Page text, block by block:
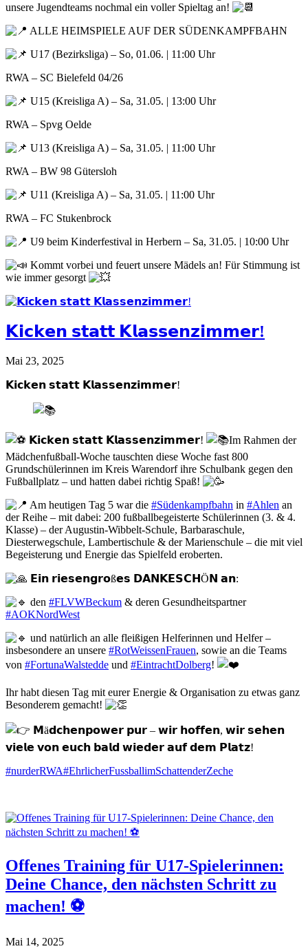
unsere Jugendteams nochmal ein voller Spieltag an!
ALLE HEIMSPIELE AUF DER SÜDENKAMPFBAHN
U17 (Bezirksliga) – So, 01.06. | 11:00 Uhr
RWA – SC Bielefeld 04/26
U15 (Kreisliga A) – Sa, 31.05. | 13:00 Uhr
RWA – Spvg Oelde
U13 (Kreisliga A) – Sa, 31.05. | 11:00 Uhr
RWA – BW 98 Gütersloh
U11 (Kreisliga A) – Sa, 31.05. | 11:00 Uhr
RWA – FC Stukenbrock
U9 beim Kinderfestival in Herbern – Sa, 31.05. | 10:00 Uhr
Kommt vorbei und feuert unsere Mädels an! Für Stimmung ist
wie immer gesorgt
𝗞𝗶𝗰𝗸𝗲𝗻 𝘀𝘁𝗮𝘁𝘁 𝗞𝗹𝗮𝘀𝘀𝗲𝗻𝘇𝗶𝗺𝗺𝗲𝗿!
Mai 23, 2025
𝗞𝗶𝗰𝗸𝗲𝗻 𝘀𝘁𝗮𝘁𝘁 𝗞𝗹𝗮𝘀𝘀𝗲𝗻𝘇𝗶𝗺𝗺𝗲𝗿!
𝗞𝗶𝗰𝗸𝗲𝗻 𝘀𝘁𝗮𝘁𝘁 𝗞𝗹𝗮𝘀𝘀𝗲𝗻𝘇𝗶𝗺𝗺𝗲𝗿!
Im Rahmen der
Mädchenfußball-Woche tauschten diese Woche fast 800
Grundschülerinnen im Kreis Warendorf ihre Schulbank gegen den
Fußballplatz – und hatten dabei richtig Spaß!
Am heutigen Tag 5 war die #Südenkampfbahn in #Ahlen an
der Reihe – mit dabei: 200 fußballbegeisterte Schülerinnen (3. & 4.
Klasse) – der Augustin-Wibbelt-Schule, Barbaraschule,
Diesterwegschule, Lambertischule & der Marienschule – die mit viel
Begeisterung und Energie das Spielfeld eroberten.
𝗘𝗶𝗻 𝗿𝗶𝗲𝘀𝗲𝗻𝗴𝗿𝗼ß𝗲𝘀 𝗗𝗔𝗡𝗞𝗘𝗦𝗖𝗛Ö𝗡 𝗮𝗻:
den #FLVWBeckum & deren Gesundheitspartner
#AOKNordWest
und natürlich an alle fleißigen Helferinnen und Helfer –
insbesondere an unsere #RotWeissenFrauen, sowie an die Teams
von #FortunaWalstedde und #EintrachtDolberg!
Ihr habt diesen Tag mit eurer Energie & Organisation zu etwas ganz
Besonderem gemacht!
𝗠ä𝗱𝗰𝗵𝗲𝗻𝗽𝗼𝘄𝗲𝗿 𝗽𝘂𝗿 – 𝘄𝗶𝗿 𝗵𝗼𝗳𝗳𝗲𝗻, 𝘄𝗶𝗿 𝘀𝗲𝗵𝗲𝗻
𝘃𝗶𝗲𝗹𝗲 𝘃𝗼𝗻 𝗲𝘂𝗰𝗵 𝗯𝗮𝗹𝗱 𝘄𝗶𝗲𝗱𝗲𝗿 𝗮𝘂𝗳 𝗱𝗲𝗺 𝗣𝗹𝗮𝘁𝘇!
#nurderRWA#EhrlicherFussballimSchattenderZeche
Offenes Training für U17-Spielerinnen:
Deine Chance, den nächsten Schritt zu
machen! ⚽
Mai 14, 2025